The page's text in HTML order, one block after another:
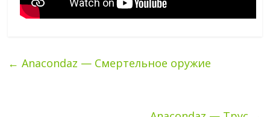
← Anacondaz — Смертельное оружие